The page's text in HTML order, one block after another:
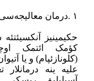
۱ .درمان
حکیمینیز آنکسیئتئه
کؤمک ائتمک
(کلونازئپام) و یا
علیه ینه درمانلار